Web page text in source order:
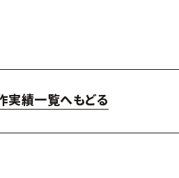
実績一覧へもどる